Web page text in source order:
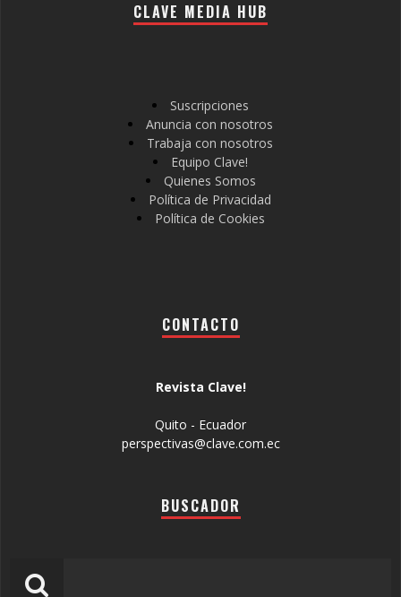
CLAVE MEDIA HUB
Suscripciones
Anuncia con nosotros
Trabaja con nosotros
Equipo Clave!
Quienes Somos
Política de Privacidad
Política de Cookies
CONTACTO
Revista Clave!
Quito - Ecuador
perspectivas@clave.com.ec
BUSCADOR